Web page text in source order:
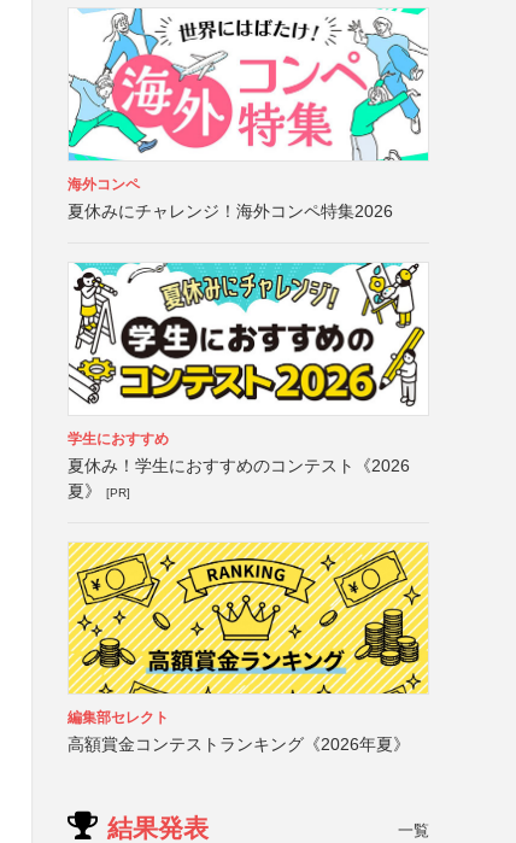
海外コンペ
夏休みにチャレンジ！海外コンペ特集2026
学生におすすめ
夏休み！学生におすすめのコンテスト《2026
夏》
[PR]
編集部セレクト
高額賞金コンテストランキング《2026年夏》
結果発表 一覧